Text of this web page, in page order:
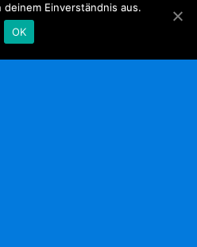
Einverständnis aus.
OK